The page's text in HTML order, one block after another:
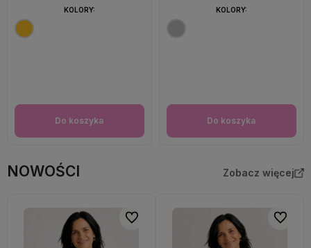
Do koszyka
KOLORY:
Do koszyka
KOLORY:
NOWOŚCI Zobacz więcej
Do ulubionych Do